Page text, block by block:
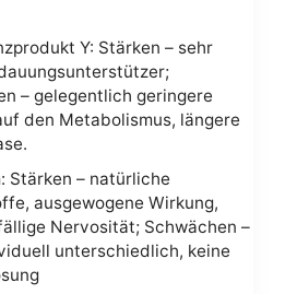
Y: Stärken – sehr
– gelegentlich geringere
den Metabolismus, längere
Stärken – natürliche
ausgewogene Wirkung,
Nervosität; Schwächen –
unterschiedlich, keine